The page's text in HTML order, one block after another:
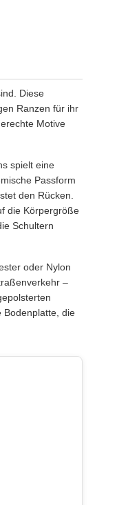
Diese
Ranzen für ihr
Motive
spielt eine
Passform
den Rücken.
die Körpergröße
Schultern
oder Nylon
–
Bodenplatte, die